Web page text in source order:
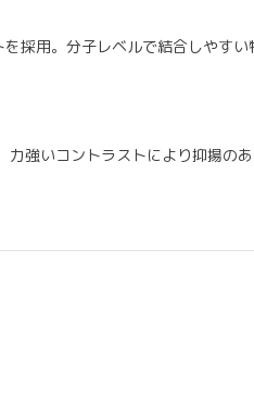
採用。分子レベルで結合しやす
強いコントラストにより抑揚の